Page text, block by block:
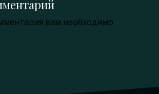
вам необходимо